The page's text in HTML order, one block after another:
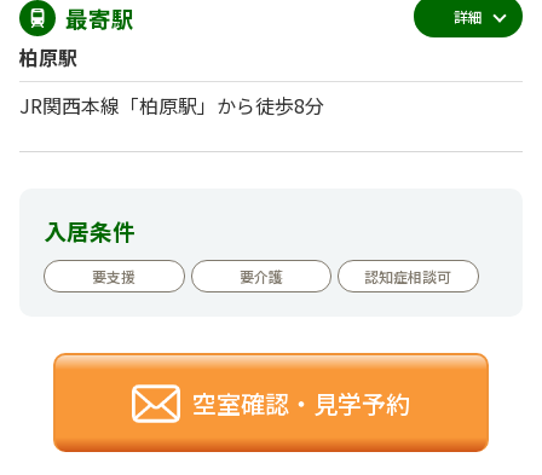
最寄駅
柏原駅
JR関西本線「柏原駅」から徒歩8分
詳細
入居条件
要支援 要介護 認知症相談可
空室確認・見学予約